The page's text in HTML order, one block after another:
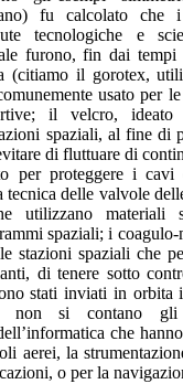
fu calcolato
tecnologiche e
furono, fin dai
(citiamo il gorotex,
usato per
il velcro, ideato
spaziali, al fine di
di fluttuare di
per proteggere i cavi
delle valvole
utilizzano materiali
spaziali; i
stazioni spaziali che
di tenere sotto
stati inviati in orbita
non si contano
che
aerei, la
o per la